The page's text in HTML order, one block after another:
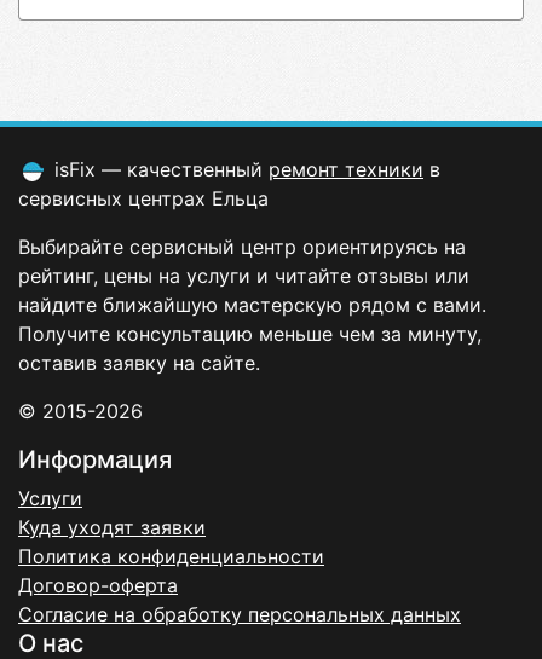
isFix — качественный ремонт техники в
сервисных центрах Ельца
Выбирайте сервисный центр ориентируясь на
рейтинг, цены на услуги и читайте отзывы или
найдите ближайшую мастерскую рядом с вами.
Получите консультацию меньше чем за минуту,
оставив заявку на сайте.
© 2015-2026
Информация
Услуги
Куда уходят заявки
Политика конфиденциальности
Договор-оферта
Согласие на обработку персональных данных
О нас